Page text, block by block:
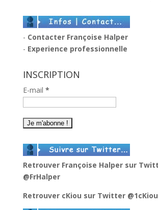
- Contacter Françoise Halper
- Experience professionnelle
INSCRIPTION
E-mail *
Retrouver Françoise Halper sur
@FrHalper
Retrouver cKiou sur Twitter @1cKiou